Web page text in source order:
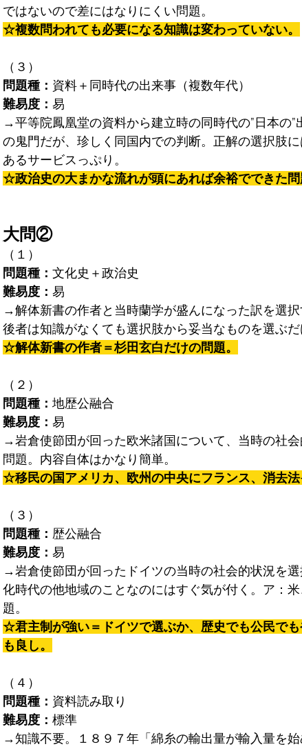
ではないので差にはなりにくい問題。
☆複数問われても必要になる知識は変わっていない。
（３）
問題種： 資料＋同時代の出来事（複数年代）
難易度： 易
→平等院鳳凰堂の資料から建立時の同時代の”日本の
の鬼門だが、珍しく同国内での判断。正解の選択肢
あるサービスっぷり。
☆政治史の大まかな流れが頭にあれば余裕でできた問
大問②
（１）
問題種： 文化史＋政治史
難易度： 易
→解体新書の作者と当時蘭学が盛んになった訳を選択
後者は知識がなくても選択肢から妥当なものを選ぶだ
☆解体新書の作者＝杉田玄白だけの問題。
（２）
問題種： 地歴公融合
難易度： 易
→岩倉使節団が回った欧米諸国について、当時の社
問題。内容自体はかなり簡単。
☆移民の国アメリカ、欧州の中央にフランス、消去法
（３）
問題種： 歴公融合
難易度： 易
→岩倉使節団が回ったドイツの当時の社会的状況を
化時代の他地域のことなのにはすぐ気が付く。ア：
題。
☆君主制が強い＝ドイツで選ぶか、歴史でも公民で
も良し。
（４）
問題種： 資料読み取り
難易度： 標準
→知識不要。１８９７年「綿糸の輸出量が輸入量を